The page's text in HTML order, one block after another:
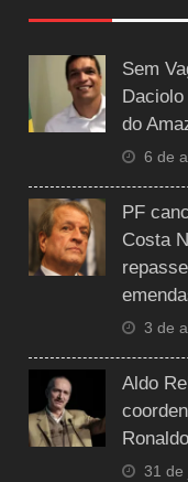
Sem
do
6 de
PF
Costa
3 de
Aldo
31 de